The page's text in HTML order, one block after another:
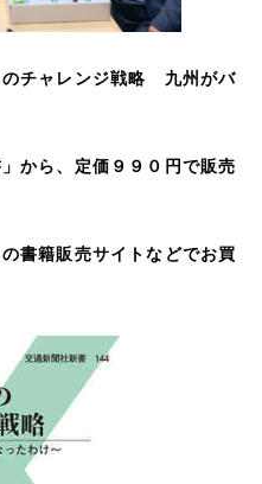
のチャレンジ戦略 九州がバ
から、定価９９０円で販売
書籍販売サイトなどでお買